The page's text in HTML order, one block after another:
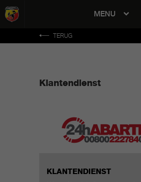
MENU
TERUG
Klantendienst
KLANTENDIENST